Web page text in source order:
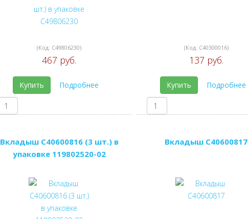
(Код: C49806230)
467 руб.
Купить Подробнее
(Код: C40300016)
137 руб.
Купить Подробнее
Вкладыш C40600816 (3 шт.) в
упаковке 119802520-02
Вкладыш C40600817